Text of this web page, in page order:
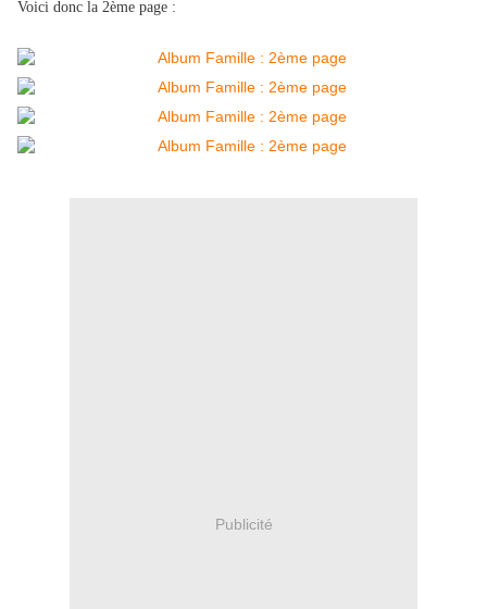
Voici donc la 2ème page :
Publicité